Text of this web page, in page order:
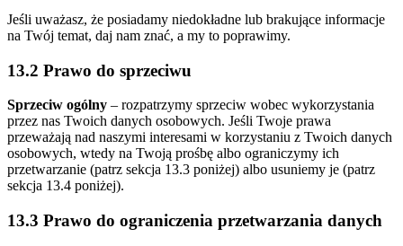
Jeśli uważasz, że posiadamy niedokładne lub brakujące informacje
na Twój temat, daj nam znać, a my to poprawimy.
13.2 Prawo do sprzeciwu
Sprzeciw ogólny – rozpatrzymy sprzeciw wobec wykorzystania
przez nas Twoich danych osobowych. Jeśli Twoje prawa
przeważają nad naszymi interesami w korzystaniu z Twoich danych
osobowych, wtedy na Twoją prośbę albo ograniczymy ich
przetwarzanie (patrz sekcja 13.3 poniżej) albo usuniemy je (patrz
sekcja 13.4 poniżej).
13.3 Prawo do ograniczenia przetwarzania danych